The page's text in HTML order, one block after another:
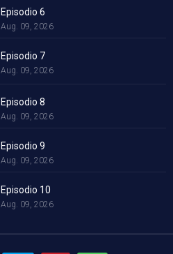
Episodio 6
Aug. 09, 2026
Episodio 7
Aug. 09, 2026
Episodio 8
Aug. 09, 2026
Episodio 9
Aug. 09, 2026
Episodio 10
Aug. 09, 2026